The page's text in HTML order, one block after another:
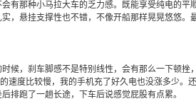
有那种小马拉大车的乏力感。既能享受纯电的
，悬挂支撑性也不错，不像开船那样晃晃悠悠
候，刹车脚感不是特别线性，会有那么一下顿
度比较慢，我的手机充了好久电也没涨多少
排跑了一趟长途，下车后说感觉屁股有点累。